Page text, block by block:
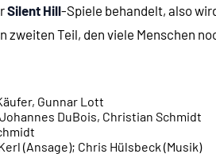
Von Sweet Home
hinter Teil 2
Silent Hill-Spiele behandelt, also
zweiten Teil, den viele Menschen
Gunnar Lott
Johannes DuBois, Christian Schmidt
(Ansage); Chris Hülsbeck (Musik)